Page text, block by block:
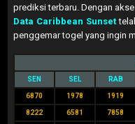
prediksi terbaru. Dengan
Data Caribbean Sunset
penggemar togel yang ingin
SEN SEL RAB
6870 1978 1919
8222 6581 7858